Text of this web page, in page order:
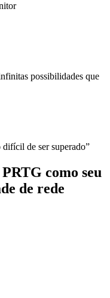
possibilidades que
de ser superado”
como seu
de rede